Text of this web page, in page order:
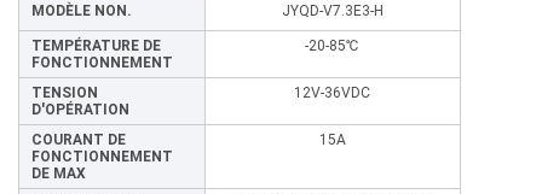
MODÈLE NON. JYQD-V7.3E3-H
TEMPÉRATURE DE
FONCTIONNEMENT
-20-85℃
TENSION
D'OPÉRATION
12V-36VDC
COURANT DE
FONCTIONNEMENT
DE MAX
15A